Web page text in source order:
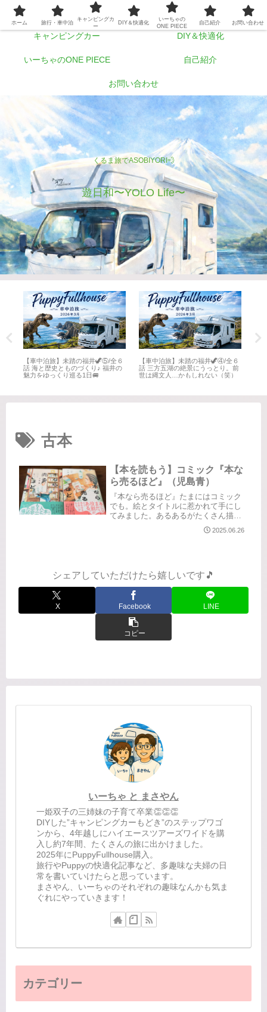
くるま旅でASOBIYORI💨
遊日和〜YOLO Life〜
ホーム 旅行・車中泊
キャンピングカー DIY＆快適化
いーちゃのONE PIECE 自己紹介
お問い合わせ
【車中泊旅】未踏の福井🦖⑤/全６
話 海と歴史とものづくり♪ 福井の
魅力をゆっくり巡る1日🚐
【車中泊旅】未踏の福井🦖④/全６
話 三方五湖の絶景にうっとり。前
世は縄文人…かもしれない（笑）
古本
【本を読もう】コミック『本な
ら売るほど』（児島青）
『本なら売るほど』たまにはコミック
でも。絵とタイトルに惹かれて手にし
てみました。あるあるがたくさん描か
れてて楽しい😆マニアックなネタがい
っぱいで楽しい😆"天アンカットとスピ
2025.06.26
シェアしていただけたら嬉しいです🎵
X Facebook LINE
コピー
いーちゃ と まさやん
一姫双子の三姉妹の子育て卒業👏👏👏
DIYした”キャンピングカーもどき”のステップワゴ
ンから、4年越しにハイエースツアーズワイドを購
入し約7年間、たくさんの旅に出かけました。
2025年にPuppyFullhouse購入。
旅行やPuppyの快適化記事など、多趣味な夫婦の日
常を書いていけたらと思っています。
まさやん、いーちゃのそれぞれの趣味なんかも気ま
ぐれにやっていきます！
カテゴリー
ホーム 旅行・車中泊
キャンピングカ
ー
DIY＆快適化
いーちゃの
ONE PIECE
自己紹介 お問い合わせ